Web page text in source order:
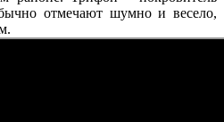
отмечают шумно и весело,